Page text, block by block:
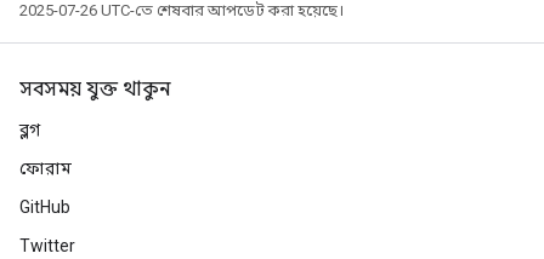
2025-07-26 UTC-তে শেষবার আপডেট করা হয়েছে।
সবসময় যুক্ত থাকুন
ব্লগ
ফোরাম
GitHub
Twitter